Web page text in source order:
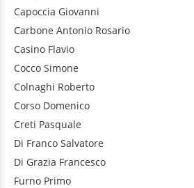
Capoccia Giovanni
Carbone Antonio Rosario
Casino Flavio
Cocco Simone
Colnaghi Roberto
Corso Domenico
Creti Pasquale
Di Franco Salvatore
Di Grazia Francesco
Furno Primo